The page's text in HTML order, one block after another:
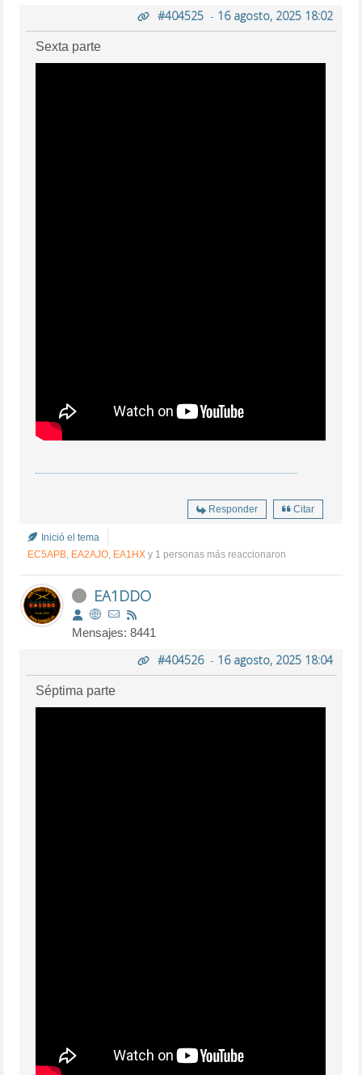
#404525- 16 agosto, 2025 18:02
Sexta parte
Responder Citar
Inició el tema
EC5APB, EA2AJO, EA1HX y 1 personas más reaccionaron
EA1DDO
Mensajes: 8441
#404526- 16 agosto, 2025 18:04
Séptima parte